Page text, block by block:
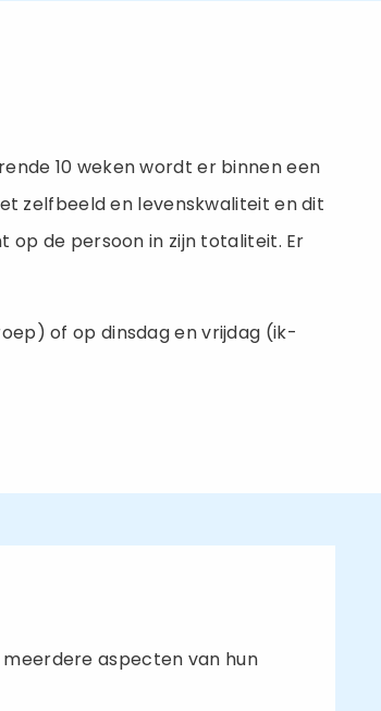
10 weken wordt er binnen een
zelfbeeld en levenskwaliteit en dit
de persoon in zijn totaliteit. Er
of op dinsdag en vrijdag (ik-
aspecten van hun